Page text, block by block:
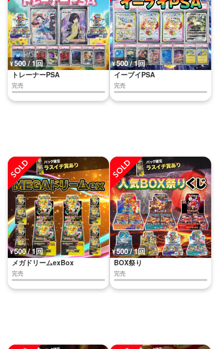
¥500 / 1回
トレーナーPSA
完売
¥500 / 1回
イーブイPSA
完売
¥500 / 1回
メガドリームexBox
完売
¥500 / 1回
BOX祭り
完売